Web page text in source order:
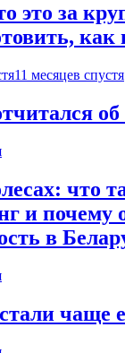
это за
как
11 месяцев спустя
что
и почему
в
чаще